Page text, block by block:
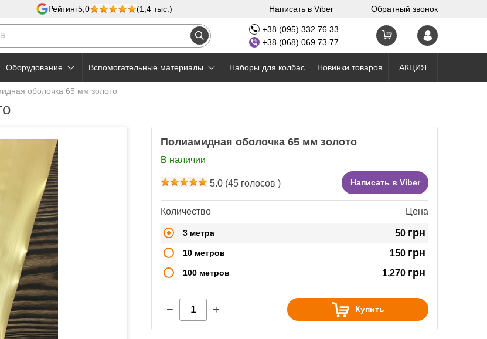
Рейтинг5,0 (1,4 тыс.) Написать в Viber Обратный звонок
+38 (095) 332 76 33
+38 (068) 069 73 77
Оборудование Вспомогательные материалы Наборы для колбас Новинки товаров АКЦИЯ
оболочка 65 мм золото
Полиамидная оболочка 65 мм золото
В наличии
5.0 (45 голосов ) Написать в Viber
Количество Цена
3 метра 50 грн
10 метров 150 грн
100 метров 1,270 грн
− + Купить